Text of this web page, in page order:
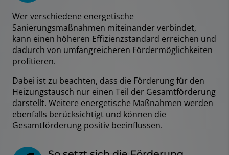
Wer verschiedene energetische
Sanierungsmaßnahmen miteinander verbindet,
kann einen höheren Effizienzstandard erreichen und
dadurch von umfangreicheren Fördermöglichkeiten
profitieren.
Dabei ist zu beachten, dass die Förderung für den
Heizungstausch nur einen Teil der Gesamtförderung
darstellt. Weitere energetische Maßnahmen werden
ebenfalls berücksichtigt und können die
Gesamtförderung positiv beeinflussen.